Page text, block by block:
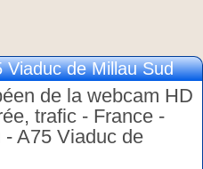
de Millau Sud
de la webcam HD
trafic - France -
A75 Viaduc de